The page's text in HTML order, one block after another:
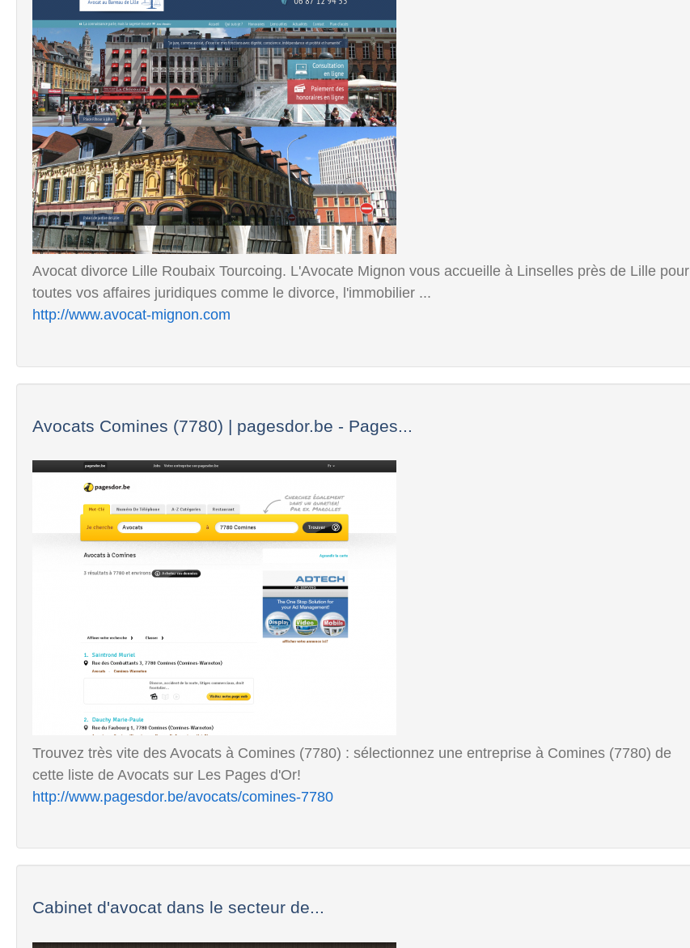
Avocat divorce Lille Roubaix Tourcoing. L'Avocate Mignon vous accueille à Linselles près de Lille pour
toutes vos affaires juridiques comme le divorce, l'immobilier ...
http://www.avocat-mignon.com
Avocats Comines (7780) | pagesdor.be - Pages...
Trouvez très vite des Avocats à Comines (7780) : sélectionnez une entreprise à Comines (7780) de
cette liste de Avocats sur Les Pages d'Or!
http://www.pagesdor.be/avocats/comines-7780
Cabinet d'avocat dans le secteur de...